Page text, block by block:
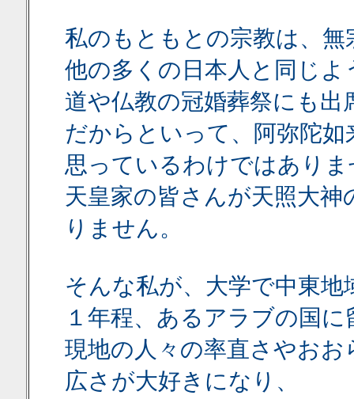
私のもともとの宗教は、
他の多くの日本人と同じ
道や仏教の冠婚葬祭にも
だからといって、阿弥陀
思っているわけではあり
天皇家の皆さんが天照大
りません。
そんな私が、大学で中東
１年程、あるアラブの国
現地の人々の率直さやお
広さが大好きになり、